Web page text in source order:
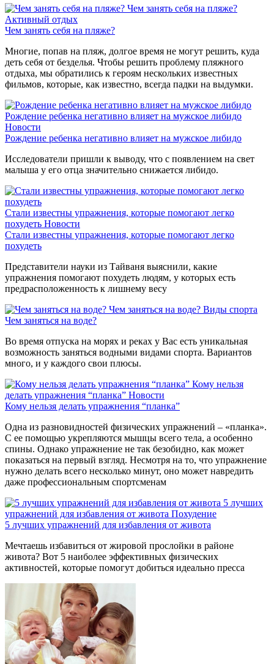
Чем занять себя на пляже?
Активный отдых
Чем занять себя на пляже?
Многие, попав на пляж, долгое время не могут решить, куда
деть себя от безделья. Чтобы решить проблему пляжного
отдыха, мы обратились к героям нескольких известных
фильмов, которые, как известно, всегда падки на выдумки.
Рождение ребенка негативно влияет на мужское либидо
Новости
Рождение ребенка негативно влияет на мужское либидо
Исследователи пришли к выводу, что с появлением на свет
малыша у его отца значительно снижается либидо.
Стали известны упражнения, которые помогают легко
похудеть Новости
Стали известны упражнения, которые помогают легко
похудеть
Представители науки из Тайваня выяснили, какие
упражнения помогают похудеть людям, у которых есть
предрасположенность к лишнему весу
Чем заняться на воде? Виды спорта
Чем заняться на воде?
Во время отпуска на морях и реках у Вас есть уникальная
возможность заняться водными видами спорта. Вариантов
много, и у каждого свои плюсы.
Кому нельзя
делать упражнения “планка” Новости
Кому нельзя делать упражнения “планка”
Одна из разновидностей физических упражнений – «планка».
С ее помощью укрепляются мышцы всего тела, а особенно
спины. Однако упражнение не так безобидно, как может
показаться на первый взгляд. Несмотря на то, что упражнение
нужно делать всего несколько минут, оно может навредить
даже профессиональным спортсменам
5 лучших
упражнений для избавления от живота Похудение
5 лучших упражнений для избавления от живота
Мечтаешь избавиться от жировой прослойки в районе
живота? Вот 5 наиболее эффективных физических
активностей, которые помогут добиться идеально пресса